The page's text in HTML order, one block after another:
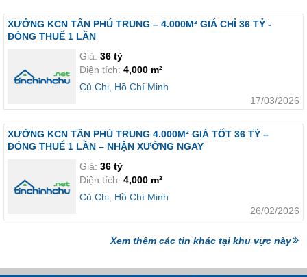
XƯỞNG KCN TÂN PHÚ TRUNG – 4.000M² GIÁ CHỈ 36 TỶ -
ĐÓNG THUẾ 1 LẦN
Giá: 36 tỷ
Diện tích: 4,000 m²
Củ Chi Hồ Chí Minh
17/03/2026
XƯỞNG KCN TÂN PHÚ TRUNG 4.000M² GIÁ TỐT 36 TỶ –
ĐÓNG THUẾ 1 LẦN – NHẬN XƯỞNG NGAY
Giá: 36 tỷ
Diện tích: 4,000 m²
Củ Chi Hồ Chí Minh
26/02/2026
Xem thêm các tin khác tại khu vực này